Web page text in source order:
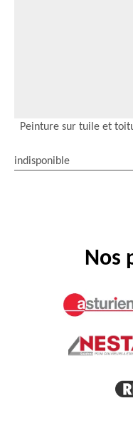
Peinture sur tuile et
indisponible
Nos